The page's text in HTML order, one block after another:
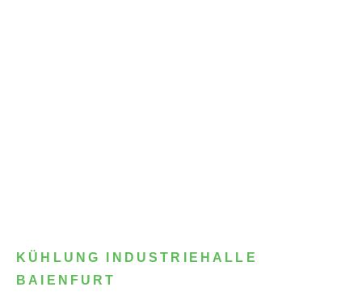
KÜHLUNG INDUSTRIEHALLE
BAIENFURT